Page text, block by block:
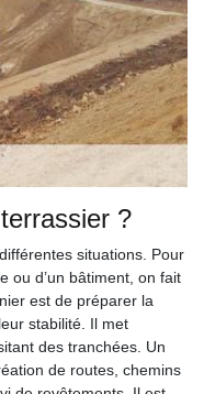
?
situations. Pour
ou d’un bâtiment, on fait
est de préparer la
stabilité. Il met
des tranchées. Un
de routes, chemins